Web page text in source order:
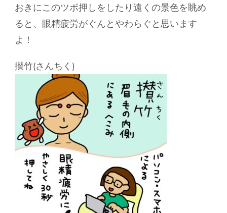
おきにこのツボ押しをしたり遠くの景色を眺め
ると、眼精疲労がぐんとやわらぐと思います
よ！
攅竹(さんちく)